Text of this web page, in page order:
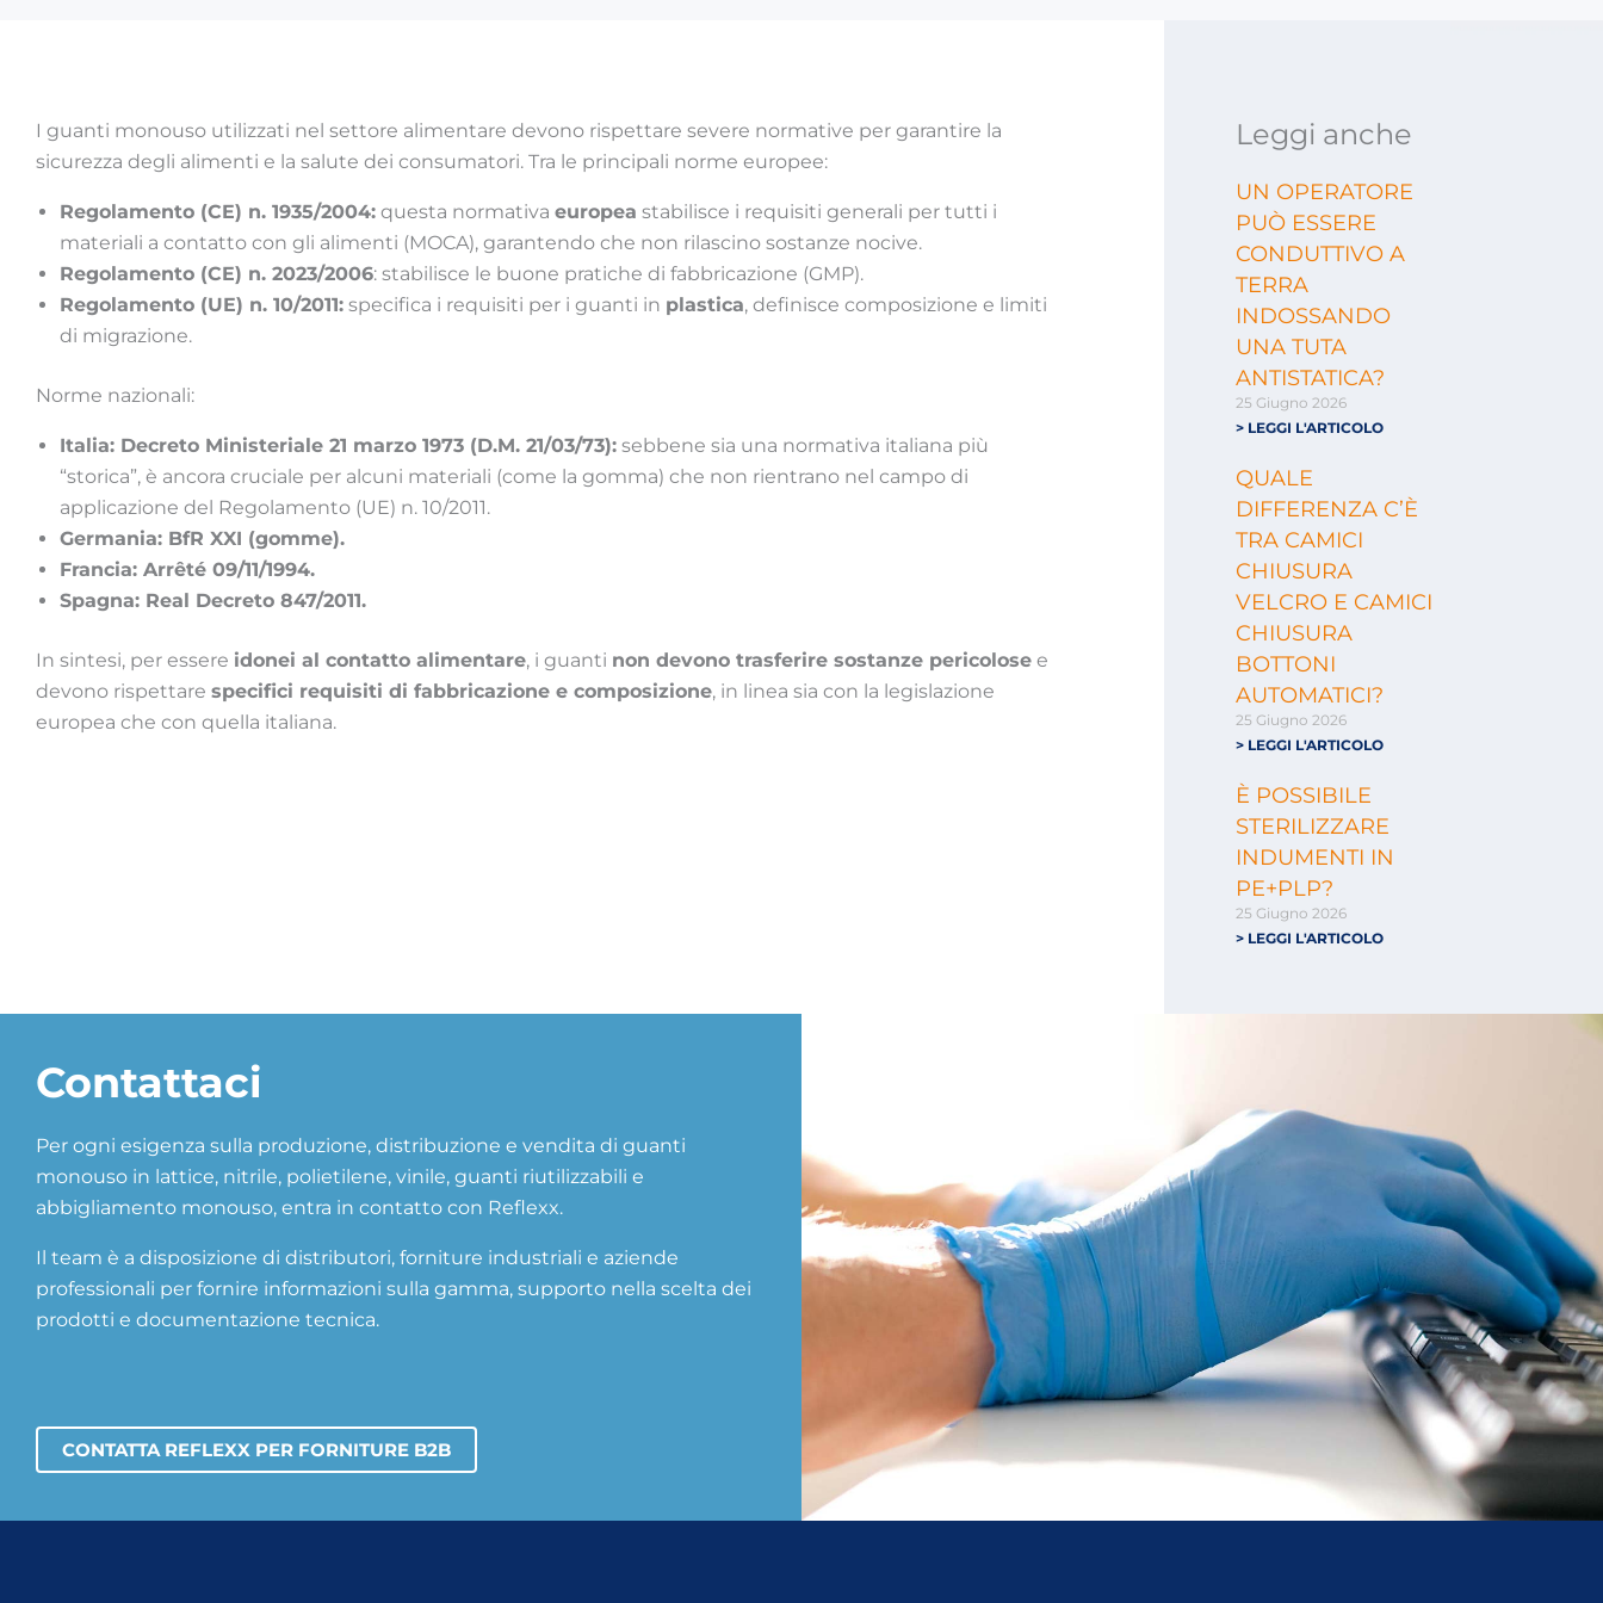
I guanti monouso utilizzati nel settore alimentare devono rispettare severe normative per garantire la
sicurezza degli alimenti e la salute dei consumatori. Tra le principali norme europee:
Regolamento (CE) n. 1935/2004: questa normativa europea stabilisce i requisiti generali per tutti i
materiali a contatto con gli alimenti (MOCA), garantendo che non rilascino sostanze nocive.
Regolamento (CE) n. 2023/2006: stabilisce le buone pratiche di fabbricazione (GMP).
Regolamento (UE) n. 10/2011: specifica i requisiti per i guanti in plastica, definisce composizione e limiti
di migrazione.
Norme nazionali:
Italia: Decreto Ministeriale 21 marzo 1973 (D.M. 21/03/73): sebbene sia una normativa italiana più
“storica”, è ancora cruciale per alcuni materiali (come la gomma) che non rientrano nel campo di
applicazione del Regolamento (UE) n. 10/2011.
Germania: BfR XXI (gomme).
Francia: Arrêté 09/11/1994.
Spagna: Real Decreto 847/2011.
In sintesi, per essere idonei al contatto alimentare, i guanti non devono trasferire sostanze pericolose e
devono rispettare specifici requisiti di fabbricazione e composizione, in linea sia con la legislazione
europea che con quella italiana.
Leggi anche
UN OPERATORE
PUÒ ESSERE
CONDUTTIVO A
TERRA
INDOSSANDO
UNA TUTA
ANTISTATICA?
25 Giugno 2026
> LEGGI L'ARTICOLO
QUALE
DIFFERENZA C’È
TRA CAMICI
CHIUSURA
VELCRO E CAMICI
CHIUSURA
BOTTONI
AUTOMATICI?
25 Giugno 2026
> LEGGI L'ARTICOLO
È POSSIBILE
STERILIZZARE
INDUMENTI IN
PE+PLP?
25 Giugno 2026
> LEGGI L'ARTICOLO
Contattaci
Per ogni esigenza sulla produzione, distribuzione e vendita di guanti
monouso in lattice, nitrile, polietilene, vinile, guanti riutilizzabili e
abbigliamento monouso, entra in contatto con Reflexx.
Il team è a disposizione di distributori, forniture industriali e aziende
professionali per fornire informazioni sulla gamma, supporto nella scelta dei
prodotti e documentazione tecnica.
CONTATTA REFLEXX PER FORNITURE B2B